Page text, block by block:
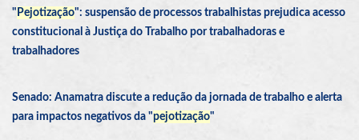
" Pejotização": suspensão de processos trabalhistas prejudica acesso
constitucional à Justiça do Trabalho por trabalhadoras e
trabalhadores
Senado: Anamatra discute a redução da jornada de trabalho e alerta
para impactos negativos da "pejotização"